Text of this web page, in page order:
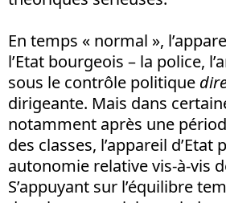
En temps « normal »,
l’Etat bourgeois – la police,
sous le contrôle politique
dirigeante. Mais dans
notamment après une
des classes, l’appareil
autonomie relative vis-à-vis
S’appuyant sur l’équilibre